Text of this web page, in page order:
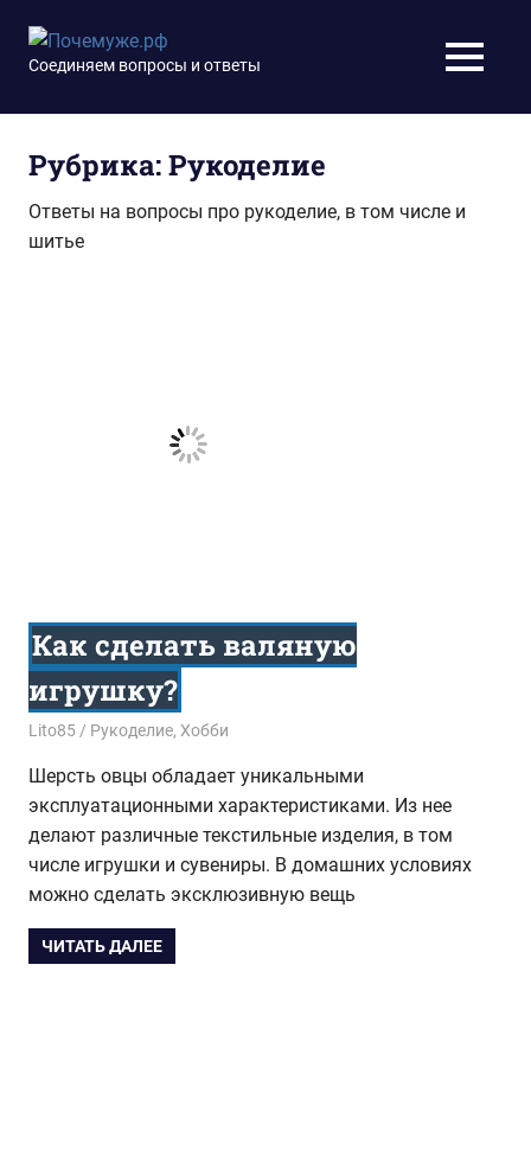
содержимому
Почемуже.рф
Соединяем вопросы и ответы МЕНЮ
Рубрика:Рукоделие
Ответы на вопросы про рукоделие, в том числе и
шитье
Как сделать валяную
игрушку?
08.02.2018
Lito85 Рукоделие, Хобби
Шерсть овцы обладает уникальными
эксплуатационными характеристиками. Из нее
делают различные текстильные изделия, в том
числе игрушки и сувениры. В домашних условиях
можно сделать эксклюзивную вещь
ЧИТАТЬ ДАЛЕЕ